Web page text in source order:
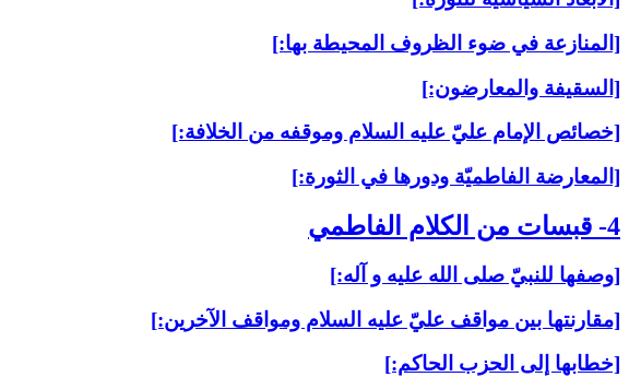
[المنازعة في ضوء الظروف المحيطة بها:]
[السقيفة والمعارضون:]
[خصائص الإمام عليّ عليه السلام وموقفه من الخلافة:]
[المعارضة الفاطميّة ودورها في الثورة:]
4- قبسات من الكلام الفاطمي‏
[وصفها للنبيّ صلى الله عليه و آله:]
[مقارنتها بين مواقف عليّ عليه السلام ومواقف الآخرين:]
[خطابها إلى الحزب الحاكم:]